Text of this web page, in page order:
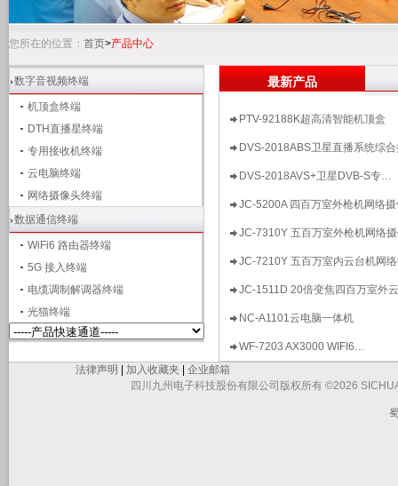
您所在的位置： 首页>产品中心
数字音视频终端
机顶盒终端
DTH直播星终端
专用接收机终端
云电脑终端
网络摄像头终端
数据通信终端
WiFi6 路由器终端
5G 接入终端
电缆调制解调器终端
光猫终端
最新产品
PTV-92188K超高清智能机顶盒
DVS-2018ABS卫星直播系统综
DVS-2018AVS+卫星DVB-S专…
JC-5200A 四百万室外枪机网络
JC-7310Y 五百万室外枪机网络
JC-7210Y 五百万室内云台机网
JC-1511D 20倍变焦四百万室外
NC-A1101云电脑一体机
WF-7203 AX3000 WIFI6…
法律声明
加入收藏夹
企业邮箱
四川九州电子科技股份有限公司版权所有 ©2026